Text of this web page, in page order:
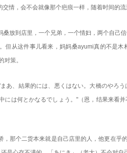
情，会不会就像那个疤痕一样，随着时间的流
放到店里，一个兄弟，一个情妇，两个自己
但从这件事儿看来，妈妈桑ayumi真的不是
对策。
あ、結果的には、悪くはない。大橋のやろ
には何とかなるでしょう。"（恩，结果来看
那个二货本来就是自己店里的人，他更在乎